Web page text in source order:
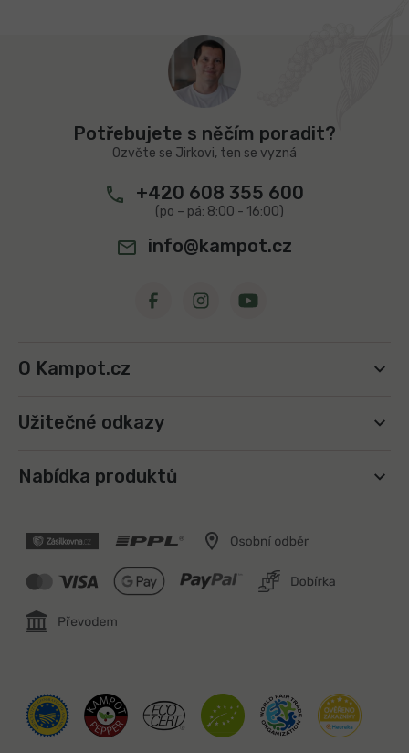
d
a
c
í
r
v
k
v
ý
i
Potřebujete s něčím poradit?
Ozvěte se Jirkovi, ten se vyzná
+420 608 355 600
info@kampot.cz
O Kampot.cz
Užitečné odkazy
Nabídka produktů